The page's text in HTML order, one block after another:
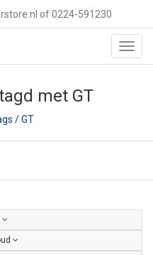
of 0224-591230
met GT
/GT